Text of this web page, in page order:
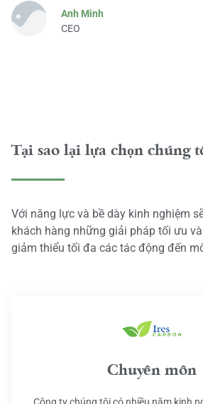
Anh Minh
CEO
Tại sao lại lựa chọn chúng
Với năng lực và bề dày kinh nghiệm
khách hàng những giải pháp tối ưu
giảm thiểu tối đa các tác động đến
Chuyên môn